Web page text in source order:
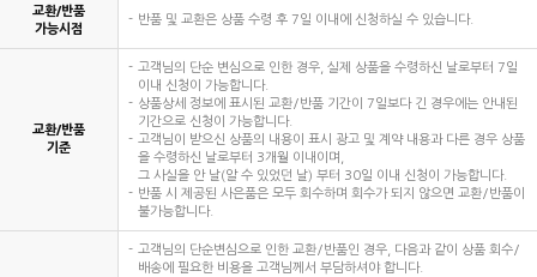
교환/반품
가능시점
반품 및 교환은 상품 수령 후 7일 이내에 신청하실 수 있습니다.
교환/반품
기준
고객님의 단순 변심으로 인한 경우, 실제 상품을 수령하신 날로부터 7일
이내 신청이 가능합니다.
상품상세 정보에 표시된 교환/반품 기간이 7일보다 긴 경우에는 안내된
기간으로 신청이 가능합니다.
고객님이 받으신 상품의 내용이 표시 광고 및 계약 내용과 다른 경우 상품
을 수령하신 날로부터 3개월 이내이며,
그 사실을 안 날(알 수 있었던 날) 부터 30일 이내 신청이 가능합니다.
반품 시 제공된 사은품은 모두 회수하며 회수가 되지 않으면 교환/반품이
불가능합니다.
고객님의 단순변심으로 인한 교환/반품인 경우, 다음과 같이 상품 회수/
배송에 필요한 비용을 고객님께서 부담하셔야 합니다.